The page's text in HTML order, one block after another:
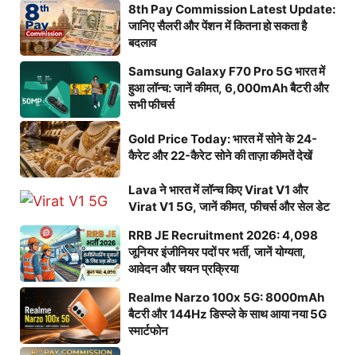
8th Pay Commission Latest Update:
जानिए सैलरी और पेंशन में कितना हो सकता है
बदलाव
Samsung Galaxy F70 Pro 5G भारत में
हुआ लॉन्च: जानें कीमत, 6,000mAh बैटरी और
सभी फीचर्स
Gold Price Today: भारत में सोने के 24-
कैरेट और 22-कैरेट सोने की ताज़ा कीमतें देखें
Lava ने भारत में लॉन्च किए Virat V1 और
Virat V1 5G, जानें कीमत, फीचर्स और सेल डेट
RRB JE Recruitment 2026: 4,098
जूनियर इंजीनियर पदों पर भर्ती, जानें योग्यता,
आवेदन और चयन प्रक्रिया
Realme Narzo 100x 5G: 8000mAh
बैटरी और 144Hz डिस्प्ले के साथ आया नया 5G
स्मार्टफोन